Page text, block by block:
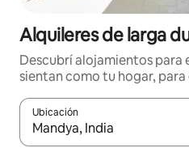
Alquileres de larga
Descubrí alojamientos para
sientan como tu hogar, para
Ubicación
Cuando los resultados estén